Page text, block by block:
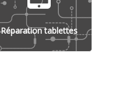
Réparation tablettes